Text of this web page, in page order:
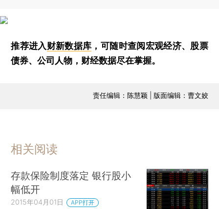
推荐进入财新数据库 ，可随时查阅宏观经济、股票
债券、公司人物，财经数据尽在掌握。
责任编辑：陈慧颖 | 版面编辑：曹文姣
相关阅读
存款保险制度落定 银行股小
幅低开
2015年04月01日 APP打开